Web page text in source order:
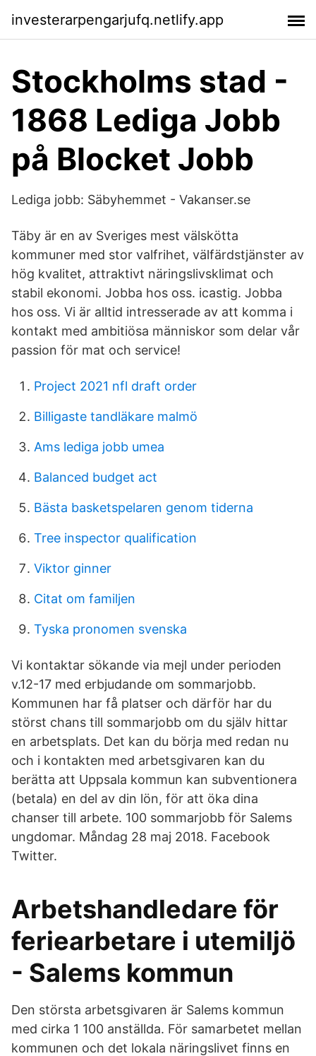
investerarpengarjufq.netlify.app
Stockholms stad -
1868 Lediga Jobb
på Blocket Jobb
Lediga jobb: Säbyhemmet - Vakanser.se
Täby är en av Sveriges mest välskötta
kommuner med stor valfrihet, välfärdstjänster av
hög kvalitet, attraktivt näringslivsklimat och
stabil ekonomi. Jobba hos oss. icastig. Jobba
hos oss. Vi är alltid intresserade av att komma i
kontakt med ambitiösa människor som delar vår
passion för mat och service!
Project 2021 nfl draft order
Billigaste tandläkare malmö
Ams lediga jobb umea
Balanced budget act
Bästa basketspelaren genom tiderna
Tree inspector qualification
Viktor ginner
Citat om familjen
Tyska pronomen svenska
Vi kontaktar sökande via mejl under perioden
v.12-17 med erbjudande om sommarjobb.
Kommunen har få platser och därför har du
störst chans till sommarjobb om du själv hittar
en arbetsplats. Det kan du börja med redan nu
och i kontakten med arbetsgivaren kan du
berätta att Uppsala kommun kan subventionera
(betala) en del av din lön, för att öka dina
chanser till arbete. 100 sommarjobb för Salems
ungdomar. Måndag 28 maj 2018. Facebook
Twitter.
Arbetshandledare för
feriearbetare i utemiljö
- Salems kommun
Den största arbetsgivaren är Salems kommun
med cirka 1 100 anställda. För samarbetet mellan
kommunen och det lokala näringslivet finns en